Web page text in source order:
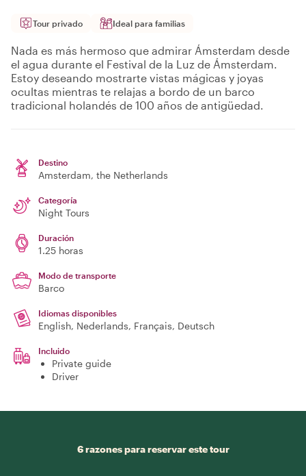
Tour privado Ideal para familias
Nada es más hermoso que admirar Ámsterdam desde
el agua durante el Festival de la Luz de Ámsterdam.
Estoy deseando mostrarte vistas mágicas y joyas
ocultas mientras te relajas a bordo de un barco
tradicional holandés de 100 años de antigüedad.
Destino
Amsterdam, the Netherlands
Categoría
Night Tours
Duración
1.25 horas
Modo de transporte
Barco
Idiomas disponibles
English, Nederlands, Français, Deutsch
Incluido
Private guide
Driver
6 razones para reservar este tour